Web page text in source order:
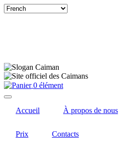
Select
0 élément
Accueil À propos de nous
Prix Contacts